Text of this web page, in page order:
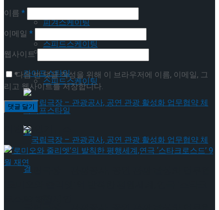
스피드스케이팅
라이프스타일
국립극장 – 관광공사, 공연 관광 활성화 업무협
피겨스케이팅
쇼트트랙
스피드스케이팅
라이프스타일
이름 *
이메일 *
웹사이트
다음 번 댓글 작성을 위해 이 브라우저에 이름, 이메일, 그
리고 웹사이트를 저장합니다.
이번주 인기뉴스